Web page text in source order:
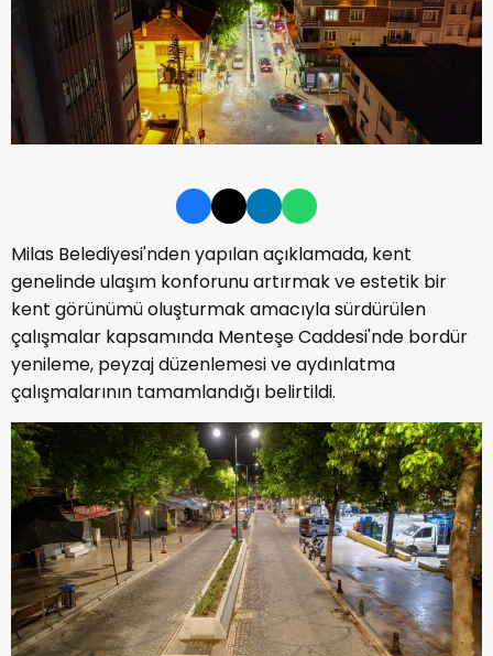
Milas Belediyesi'nden yapılan açıklamada, kent
genelinde ulaşım konforunu artırmak ve estetik bir
kent görünümü oluşturmak amacıyla sürdürülen
çalışmalar kapsamında Menteşe Caddesi'nde bordür
yenileme, peyzaj düzenlemesi ve aydınlatma
çalışmalarının tamamlandığı belirtildi.